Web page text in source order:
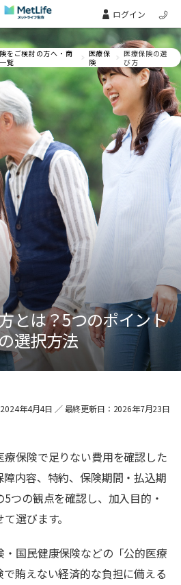
ログイン
をご検討の方へ・商
覧
医療保
険
医療保険の選
び方
とは？5つのポイント
選択方法
年4月4日 ／ 最終更新日：2026年7月23日
保険で足りない費用を確認した
障内容、特約、保険期間・払込期
つの観点を確認し、加入目的・
選びます。
国民健康保険などの「公的医療
賄えない経済的な負担に備える